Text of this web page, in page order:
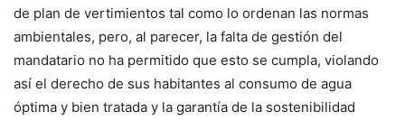
de plan de vertimientos tal como lo ordenan las normas
ambientales, pero, al parecer, la falta de gestión del
mandatario no ha permitido que esto se cumpla, violando
así el derecho de sus habitantes al consumo de agua
óptima y bien tratada y la garantía de la sostenibilidad